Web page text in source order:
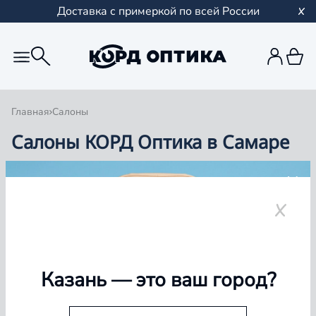
Доставка с примеркой по всей России
Главная Салоны
Салоны КОРД Оптика в Самаре
Группа компаний «Корд Оптика» - это более 100
Казань— это ваш город?